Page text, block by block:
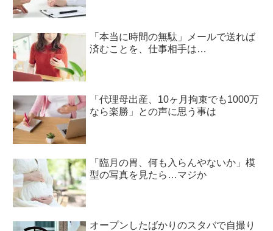
「本当に時間の無駄」メールで送れば
済むことを、仕事相手は…
「代理母出産、10ヶ月拘束でも1000万
なら楽勝」との声に思う事は
「臨月の胃、何も入らんやないか」模
型の写真を見たら…マジか
オープンしたばかりのスタバで自撮り